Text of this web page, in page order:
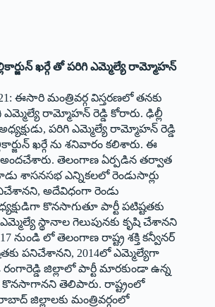
ఖర్గే తో పరిగి ఎమ్మెల్యే రామ్మోహన్
ఈసారి మంత్రివర్గ విస్తరణలో తనకు
రామ్మోహన్ రెడ్డి కోరారు. ఢిల్లీ
పరిగి ఎమ్మెల్యే రామ్మోహన్ రెడ్డి
ఖర్గే ను శనివారం కలిశారు. ఈ
అందచేశారు. తెలంగాణ ఏర్పడిన తర్వాత
శాసనసభ ఎన్నికలలో రెండుసార్లు
అదేవిధంగా రెండు
కొనసాగుతూ పార్టీ పటిష్టతకు
స్థానాల గెలుపునకు కృషి చేశానని
నుండి లో తెలంగాణ రాష్ట్ర శక్తి కన్వీనర్
పనిచేశానని, 2014లో ఎమ్మెల్యేగా
జిల్లాలో పార్టీ మారకుండా ఉన్న
కొనసాగానని తెలిపారు. రాష్ట్రంలో
జిల్లాలకు మంత్రివర్గంలో